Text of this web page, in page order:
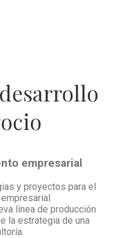
empresarial
y proyectos para el
línea de producción
la estrategia de una